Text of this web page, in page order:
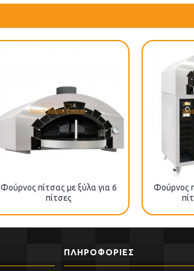
Φούρνος πίτσας με ξύλα για 6
πίτσες
Φούρνος
ΠΛΗΡΟΦΟΡΊΕΣ